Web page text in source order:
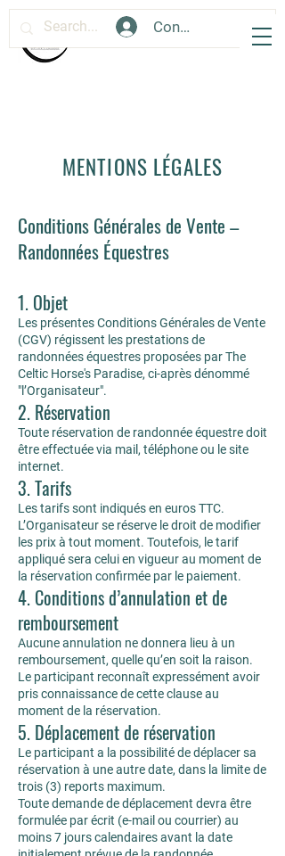
Connexion
MENTIONS LÉGALES
Conditions Générales de Vente –
Randonnées Équestres
1. Objet
Les présentes Conditions Générales de Vente
(CGV) régissent les prestations de
randonnées équestres proposées par The
Celtic Horse's Paradise, ci-après dénommé
"l’Organisateur".
2. Réservation
Toute réservation de randonnée équestre doit
être effectuée via mail, téléphone ou le site
internet.
3. Tarifs
Les tarifs sont indiqués en euros TTC.
L’Organisateur se réserve le droit de modifier
les prix à tout moment. Toutefois, le tarif
appliqué sera celui en vigueur au moment de
la réservation confirmée par le paiement.
4. Conditions d’annulation et de
remboursement
Aucune annulation ne donnera lieu à un
remboursement, quelle qu’en soit la raison.
Le participant reconnaît expressément avoir
pris connaissance de cette clause au
moment de la réservation.
5. Déplacement de réservation
Le participant a la possibilité de déplacer sa
réservation à une autre date, dans la limite de
trois (3) reports maximum.
Toute demande de déplacement devra être
formulée par écrit (e-mail ou courrier) au
moins 7 jours calendaires avant la date